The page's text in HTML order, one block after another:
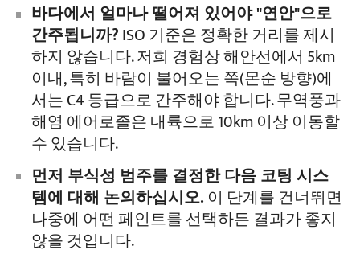
바다에서 얼마나 떨어져 있어야 "연안"으로
간주됩니까?ISO 기준은 정확한 거리를 제시
하지 않습니다. 저희 경험상 해안선에서 5km
이내, 특히 바람이 불어오는 쪽(몬순 방향)에
서는 C4 등급으로 간주해야 합니다. 무역풍과
해염 에어로졸은 내륙으로 10km 이상 이동할
수 있습니다.
먼저 부식성 범주를 결정한 다음 코팅 시스
템에 대해 논의하십시오. 이 단계를 건너뛰면
나중에 어떤 페인트를 선택하든 결과가 좋지
않을 것입니다.